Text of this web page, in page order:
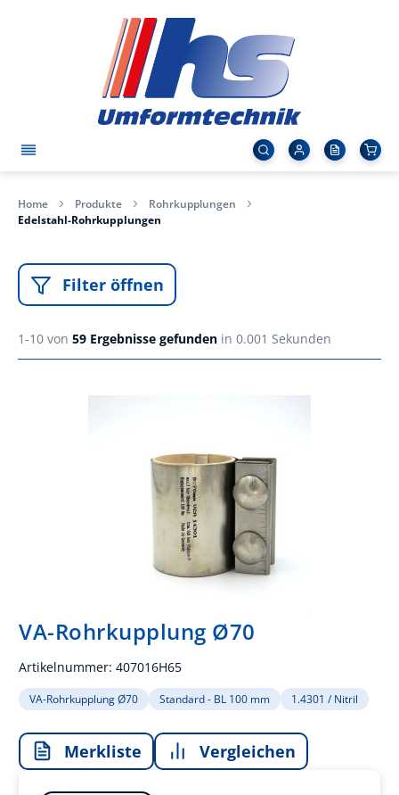
Home Produkte
Rohrkupplungen
Edelstahl-Rohrkupplungen
Filter öffnen
1-10 von 59 Ergebnisse gefunden in 0.001 Sekunden
VA-Rohrkupplung Ø70
Artikelnummer: 407016H65
VA-Rohrkupplung Ø70 Standard - BL 100 mm 1.4301 / Nitril
Merkliste Vergleichen